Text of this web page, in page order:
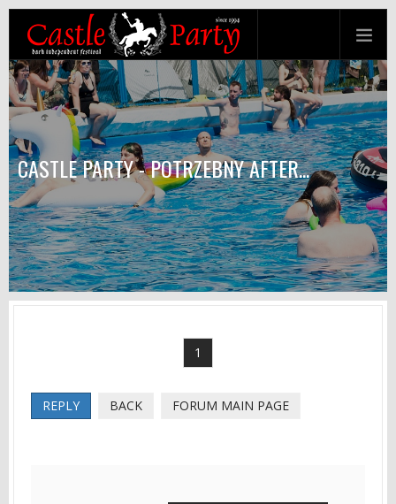
CASTLE PARTY - POTRZEBNY AFTER...
1
REPLY BACK FORUM MAIN PAGE